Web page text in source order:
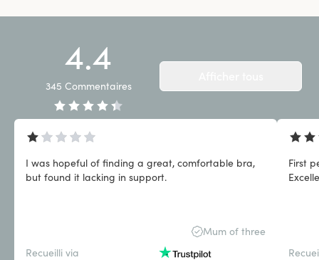
4.4
345 Commentaires
I was hopeful of finding a great, comfortable bra,
but found it lacking in support.
Mum of three
Recueilli via
First